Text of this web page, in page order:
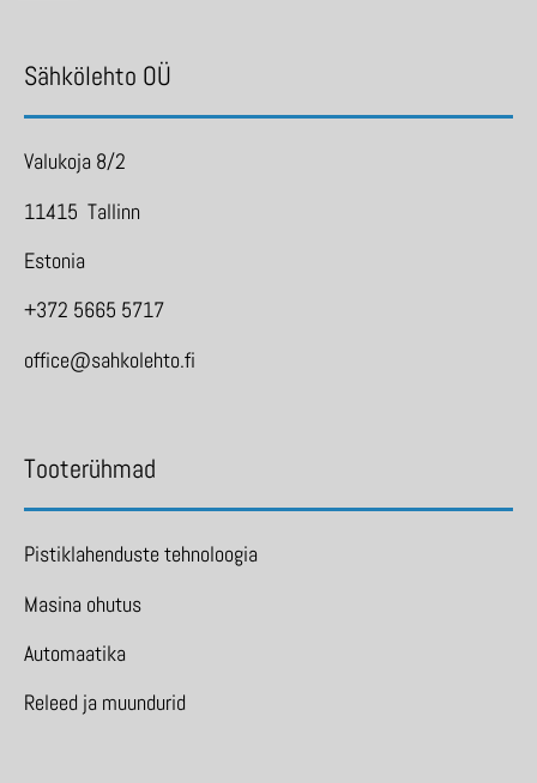
Sähkölehto OÜ
Valukoja 8/2
11415 Tallinn
Estonia
+372 5665 5717
office@sahkolehto.fi
Tooterühmad
Pistiklahenduste tehnoloogia
Masina ohutus
Automaatika
Releed ja muundurid